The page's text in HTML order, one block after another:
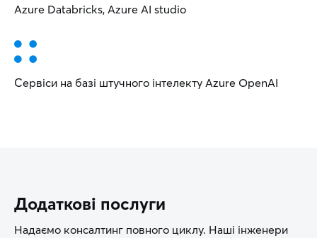
Azure Databricks, Azure AI studio
Сервіси на базі штучного інтелекту Azure OpenAI
Додаткові послуги
Надаємо консалтинг повного циклу. Наші інженери